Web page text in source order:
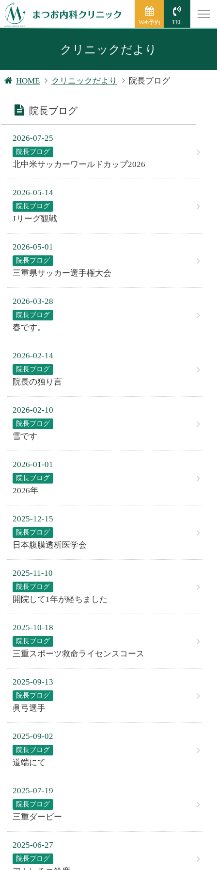
Web予約 TEL
クリニックだより
HOME クリニックだより 院長ブログ
院長ブログ
2026-07-25
院長ブログ
北中米サッカーワールドカップ2026
2026-05-14
院長ブログ
Jリーグ観戦
2026-05-01
院長ブログ
三重県サッカー選手権大会
2026-03-28
院長ブログ
春です。
2026-02-14
院長ブログ
院長の独り言
2026-02-10
院長ブログ
雪です
2026-01-01
院長ブログ
2026年
2025-12-15
院長ブログ
日本腹膜透析医学会
2025-11-10
院長ブログ
開院して1年が経ちました
2025-10-18
院長ブログ
三重スポーツ救命ライセンスコース
2025-09-13
院長ブログ
眞弓選手
2025-09-02
院長ブログ
道端にて
2025-07-19
院長ブログ
三重ダービー
2025-06-27
院長ブログ